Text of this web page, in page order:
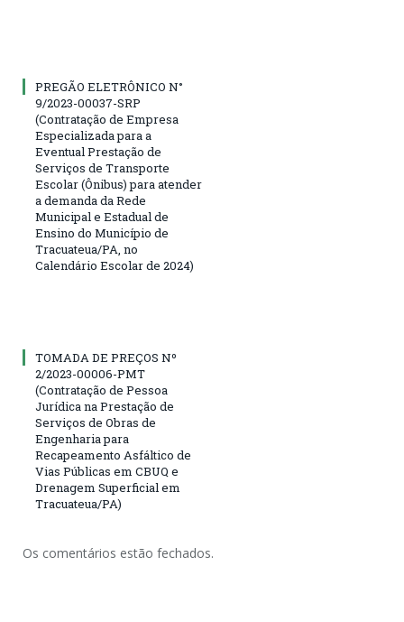
PREGÃO ELETRÔNICO N°
9/2023-00037-SRP
(Contratação de Empresa
Especializada para a
Eventual Prestação de
Serviços de Transporte
Escolar (Ônibus) para atender
a demanda da Rede
Municipal e Estadual de
Ensino do Município de
Tracuateua/PA, no
Calendário Escolar de 2024)
TOMADA DE PREÇOS Nº
2/2023-00006-PMT
(Contratação de Pessoa
Jurídica na Prestação de
Serviços de Obras de
Engenharia para
Recapeamento Asfáltico de
Vias Públicas em CBUQ e
Drenagem Superficial em
Tracuateua/PA)
Os comentários estão fechados.